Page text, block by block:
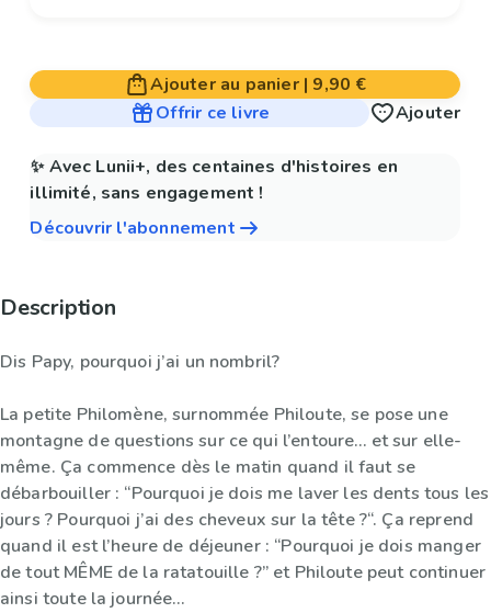
Ajouter au panier| 9,90 €
Offrir ce livre
Ajouter
✨ Avec Lunii+, des centaines d'histoires en
illimité, sans engagement !
Découvrir l'abonnement
Description
Dis Papy, pourquoi j’ai un nombril?
La petite Philomène, surnommée Philoute, se pose une
montagne de questions sur ce qui l’entoure… et sur elle-
même. Ça commence dès le matin quand il faut se
débarbouiller : “Pourquoi je dois me laver les dents tous les
jours ? Pourquoi j’ai des cheveux sur la tête ?“. Ça reprend
quand il est l’heure de déjeuner : “Pourquoi je dois manger
de tout MÊME de la ratatouille ?” et Philoute peut continuer
ainsi toute la journée…